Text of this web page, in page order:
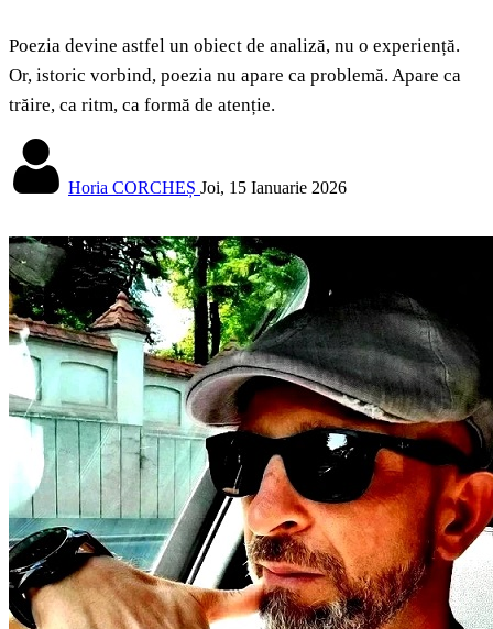
Poezia devine astfel un obiect de analiză, nu o experiență.
Or, istoric vorbind, poezia nu apare ca problemă. Apare ca
trăire, ca ritm, ca formă de atenție.
Horia CORCHEȘ Joi, 15 Ianuarie 2026